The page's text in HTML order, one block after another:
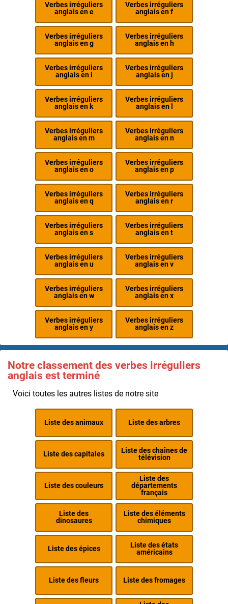
Verbes irréguliers
anglais en e
Verbes irréguliers
anglais en f
Verbes irréguliers
anglais en g
Verbes irréguliers
anglais en h
Verbes irréguliers
anglais en i
Verbes irréguliers
anglais en j
Verbes irréguliers
anglais en k
Verbes irréguliers
anglais en l
Verbes irréguliers
anglais en m
Verbes irréguliers
anglais en n
Verbes irréguliers
anglais en o
Verbes irréguliers
anglais en p
Verbes irréguliers
anglais en q
Verbes irréguliers
anglais en r
Verbes irréguliers
anglais en s
Verbes irréguliers
anglais en t
Verbes irréguliers
anglais en u
Verbes irréguliers
anglais en v
Verbes irréguliers
anglais en w
Verbes irréguliers
anglais en x
Verbes irréguliers
anglais en y
Verbes irréguliers
anglais en z
Notre classement des verbes irréguliers
anglais est terminé
Voici toutes les autres listes de notre site
Liste des animaux Liste des arbres
Liste des capitales
Liste des chaînes de
télévision
Liste des couleurs
Liste des
départements
français
Liste des
dinosaures
Liste des éléments
chimiques
Liste des épices
Liste des états
américains
Liste des fleurs Liste des fromages